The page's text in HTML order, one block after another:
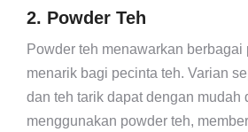
2. Powder Teh
Powder teh menawarkan berbagai
menarik bagi pecinta teh. Varian
dan teh tarik dapat dengan mudah
menggunakan powder teh,